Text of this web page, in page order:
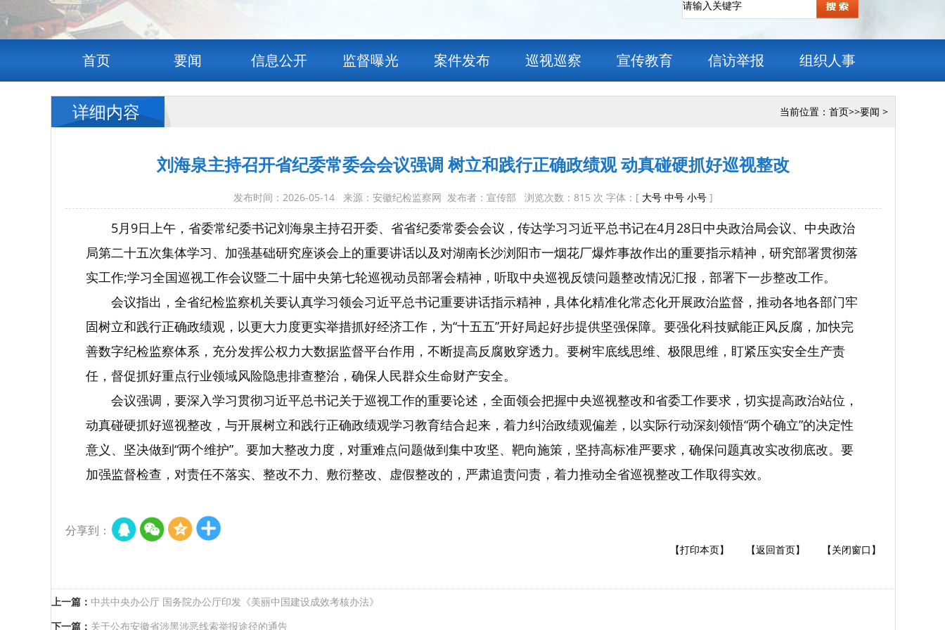
首页 要闻 信息公开 监督曝光 案件发布 巡视巡察 宣传教育 信访举报 组织人事
当前位置： 首页>>要闻 >
详细内容
刘海泉主持召开省纪委常委会会议强调 树立和践行正确政绩观 动真碰硬抓好巡视整改
发布时间：2026-05-14 来源：安徽纪检监察网 发布者：宣传部 浏览次数： 815 次 字体：[ 大号 中号 小号 ]
5月9日上午，省委常纪委书记刘海泉主持召开委、省省纪委常委会会议，传达学习习近平总书记在4月28日中央政治局会议、中央政治
局第二十五次集体学习、加强基础研究座谈会上的重要讲话以及对湖南长沙浏阳市一烟花厂爆炸事故作出的重要指示精神，研究部署贯彻落
实工作;学习全国巡视工作会议暨二十届中央第七轮巡视动员部署会精神，听取中央巡视反馈问题整改情况汇报，部署下一步整改工作。
会议指出，全省纪检监察机关要认真学习领会习近平总书记重要讲话指示精神，具体化精准化常态化开展政治监督，推动各地各部门牢
固树立和践行正确政绩观，以更大力度更实举措抓好经济工作，为“十五五”开好局起好步提供坚强保障。要强化科技赋能正风反腐，加快完
善数字纪检监察体系，充分发挥公权力大数据监督平台作用，不断提高反腐败穿透力。要树牢底线思维、极限思维，盯紧压实安全生产责
任，督促抓好重点行业领域风险隐患排查整治，确保人民群众生命财产安全。
会议强调，要深入学习贯彻习近平总书记关于巡视工作的重要论述，全面领会把握中央巡视整改和省委工作要求，切实提高政治站位，
动真碰硬抓好巡视整改，与开展树立和践行正确政绩观学习教育结合起来，着力纠治政绩观偏差，以实际行动深刻领悟“两个确立”的决定性
意义、坚决做到“两个维护”。要加大整改力度，对重难点问题做到集中攻坚、靶向施策，坚持高标准严要求，确保问题真改实改彻底改。要
加强监督检查，对责任不落实、整改不力、敷衍整改、虚假整改的，严肃追责问责，着力推动全省巡视整改工作取得实效。
分享到：
【打印本页】 【返回首页】 【关闭窗口】
上一篇： 中共中央办公厅 国务院办公厅印发《美丽中国建设成效考核办法》
下一篇： 关于公布安徽省涉黑涉恶线索举报途径的通告